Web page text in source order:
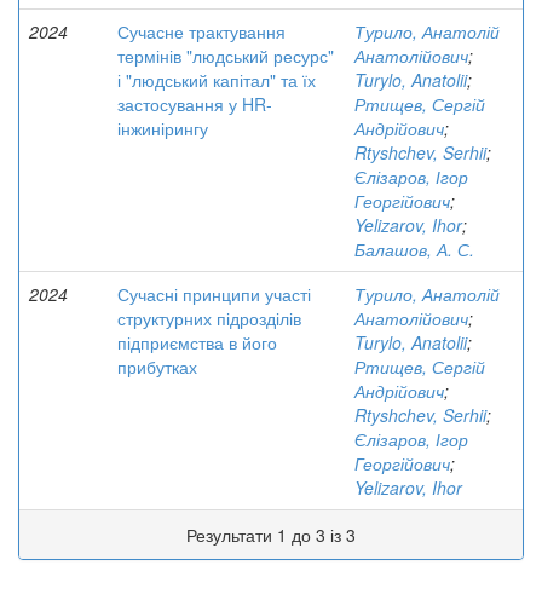
2024
Сучасне трактування
термінів "людський ресурс"
і "людський капітал" та їх
застосування у HR-
інжинірингу
Турило, Анатолій
Анатолійович;
Turylo, Anatolii;
Ртищев, Сергій
Андрійович;
Rtyshchev, Serhii;
Єлізаров, Ігор
Георгійович;
Yelizarov, Ihor;
Балашов, А. С.
2024
Сучасні принципи участі
структурних підрозділів
підприємства в його
прибутках
Турило, Анатолій
Анатолійович;
Turylo, Anatolii;
Ртищев, Сергій
Андрійович;
Rtyshchev, Serhii;
Єлізаров, Ігор
Георгійович;
Yelizarov, Ihor
Результати 1 до 3 із 3